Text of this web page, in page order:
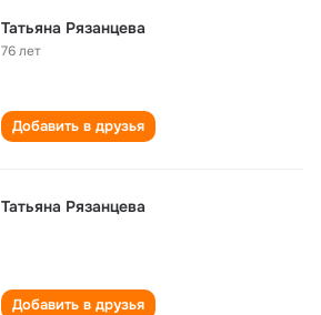
Татьяна Рязанцева
76 лет
Добавить в друзья
Татьяна Рязанцева
Добавить в друзья